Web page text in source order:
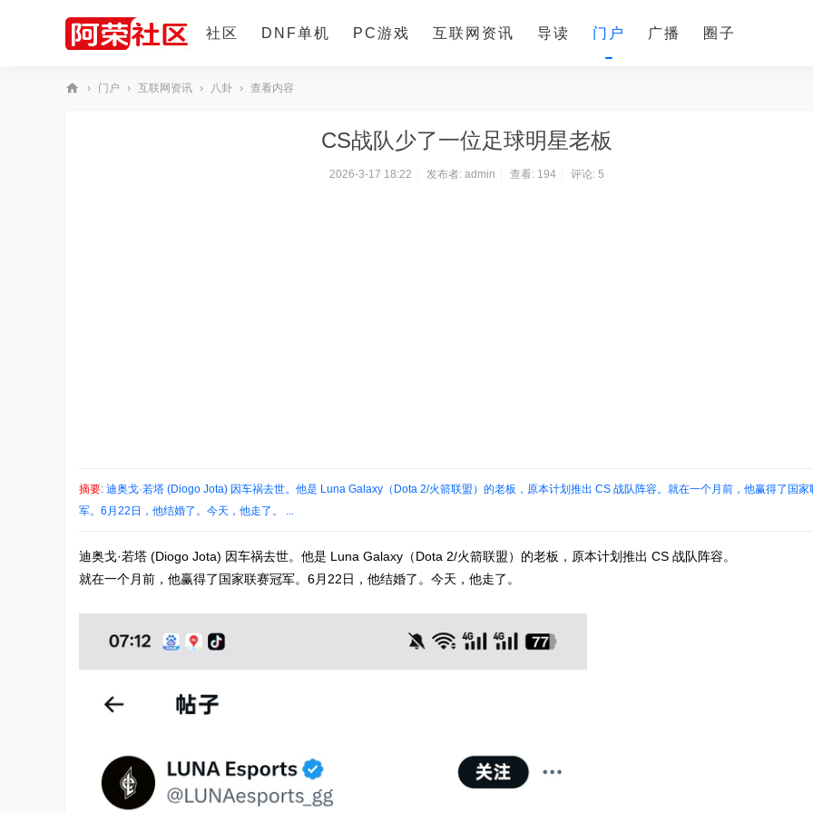
社区 DNF单机 PC游戏 互联网资讯 导读 门户 广播 圈子
› 门户 › 互联网资讯 › 八卦 › 查看内容
CS战队少了一位足球明星老板
2026-3-17 18:22 发布者: admin 查看: 194 评论: 5
摘要: 迪奥戈·若塔 (Diogo Jota) 因车祸去世。他是 Luna Galaxy（Dota 2/火箭联盟）的老板，原本计划推出 CS 战队阵容。就在一个月前，他赢得了国家
军。6月22日，他结婚了。今天，他走了。 ...
迪奥戈·若塔 (Diogo Jota) 因车祸去世。他是 Luna Galaxy（Dota 2/火箭联盟）的老板，原本计划推出 CS 战队阵容。
就在一个月前，他赢得了国家联赛冠军。6月22日，他结婚了。今天，他走了。